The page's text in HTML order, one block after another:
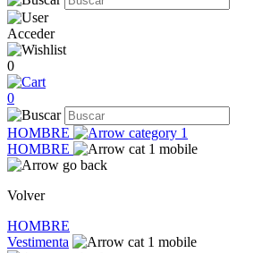
Acceder
0
0
HOMBRE
HOMBRE
Volver
HOMBRE
Vestimenta